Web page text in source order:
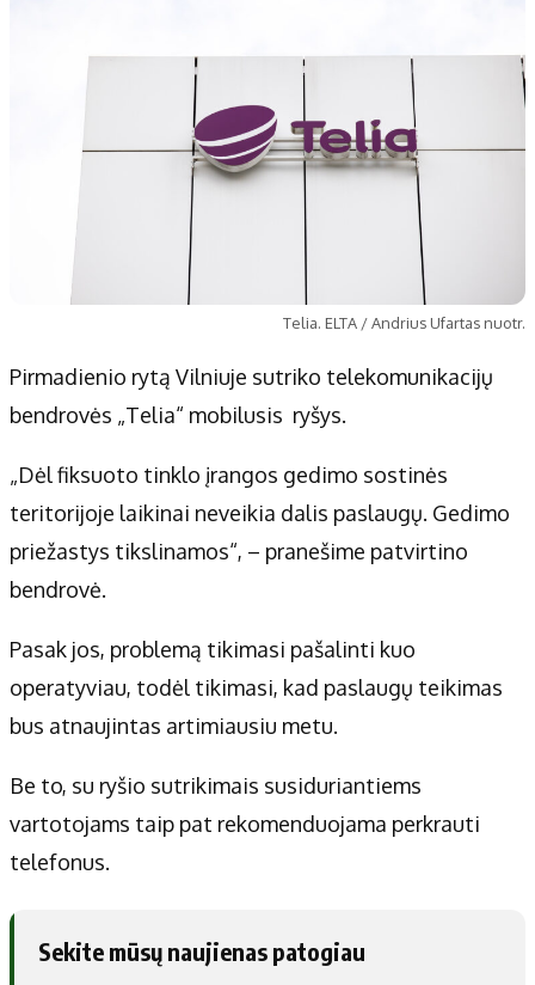
Telia. ELTA / Andrius Ufartas nuotr.
Pirmadienio rytą Vilniuje sutriko telekomunikacijų
bendrovės „Telia“ mobilusis ryšys.
„Dėl fiksuoto tinklo įrangos gedimo sostinės
teritorijoje laikinai neveikia dalis paslaugų. Gedimo
priežastys tikslinamos“, – pranešime patvirtino
bendrovė.
Pasak jos, problemą tikimasi pašalinti kuo
operatyviau, todėl tikimasi, kad paslaugų teikimas
bus atnaujintas artimiausiu metu.
Be to, su ryšio sutrikimais susiduriantiems
vartotojams taip pat rekomenduojama perkrauti
telefonus.
Sekite mūsų naujienas patogiau